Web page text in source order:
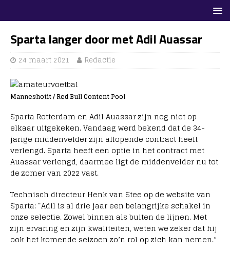
Sparta langer door met Adil Auassar
24 maart 2021 Redactie
Manneshotit / Red Bull Content Pool
Sparta Rotterdam en Adil Auassar zijn nog niet op
elkaar uitgekeken. Vandaag werd bekend dat de 34-
jarige middenvelder zijn aflopende contract heeft
verlengd. Sparta heeft een optie in het contract met
Auassar verlengd, daarmee ligt de middenvelder nu tot
de zomer van 2022 vast.
Technisch directeur Henk van Stee op de website van
Sparta: “Adil is al drie jaar een belangrijke schakel in
onze selectie. Zowel binnen als buiten de lijnen. Met
zijn ervaring en zijn kwaliteiten, weten we zeker dat hij
ook het komende seizoen zo’n rol op zich kan nemen.”